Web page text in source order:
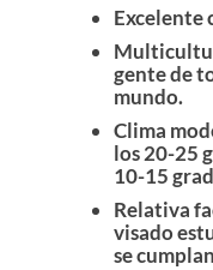
Excelente
gente de
mundo.
Clima
los 20-25
10-15
Relativa
visado
se